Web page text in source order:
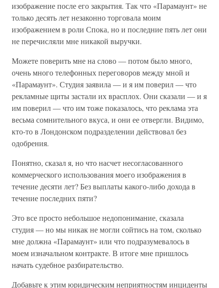
изображение после его закрытия. Так что «Парамаунт» не
только десять лет незаконно торговала моим
изображением в роли Спока, но и последние пять лет они
не перечисляли мне никакой выручки.
Можете поверить мне на слово — потом было много,
очень много телефонных переговоров между мной и
«Парамаунт». Студия заявила — и я им поверил — что
рекламные щиты застали их врасплох. Они сказали — и я
им поверил — что им тоже показалось, что реклама эта
весьма сомнительного вкуса, и они ее отвергли. Видимо,
кто-то в Лондонском подразделении действовал без
одобрения.
Понятно, сказал я, но что насчет несогласованного
коммерческого использования моего изображения в
течение десяти лет? Без выплаты какого-либо дохода в
течение последних пяти?
Это все просто небольшое недопонимание, сказала
студия — но мы никак не могли сойтись на том, сколько
мне должна «Парамаунт» или что подразумевалось в
моем изначальном контракте. В итоге мне пришлось
начать судебное разбирательство.
Добавьте к этим юридическим неприятностям инциденты